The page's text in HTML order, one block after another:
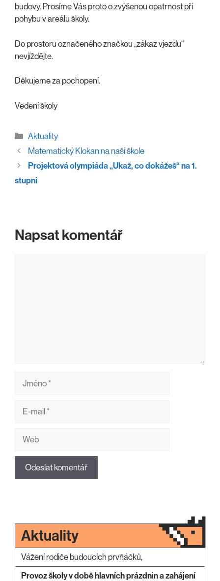
budovy. Prosíme Vás proto o zvýšenou opatrnost při
pohybu v areálu školy.
Do prostoru označeného značkou „zákaz vjezdu“
nevjíždějte.
Děkujeme za pochopení.
Vedení školy
Rubriky
Aktuality
Matematický Klokan na naší škole
Projektová olympiáda „Ukaž, co dokážeš“ na 1.
stupni
Napsat komentář
mail
Aktuality
Vážení rodiče budoucích prvňáčků,
Provoz školy v době hlavních prázdnin a zahájení